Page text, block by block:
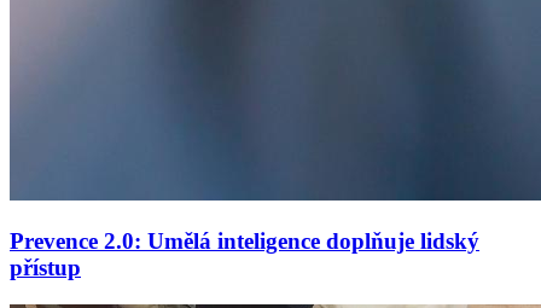
Prevence 2.0: Umělá inteligence doplňuje lidský
přístup